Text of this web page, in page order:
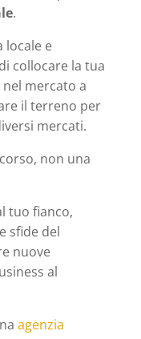
.
locale e
collocare la tua
mercato a
il terreno per
mercati.
non una
tuo fianco,
sfide del
nuove
al
agenzia